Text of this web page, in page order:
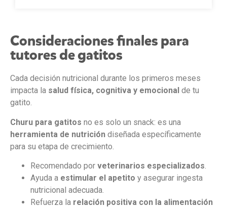
Consideraciones finales para
tutores de gatitos
Cada decisión nutricional durante los primeros meses
impacta la salud física, cognitiva y emocional de tu
gatito.
Churu para gatitos no es solo un snack: es una
herramienta de nutrición diseñada específicamente
para su etapa de crecimiento.
Recomendado por veterinarios especializados.
Ayuda a estimular el apetito y asegurar ingesta
nutricional adecuada.
Refuerza la relación positiva con la alimentación